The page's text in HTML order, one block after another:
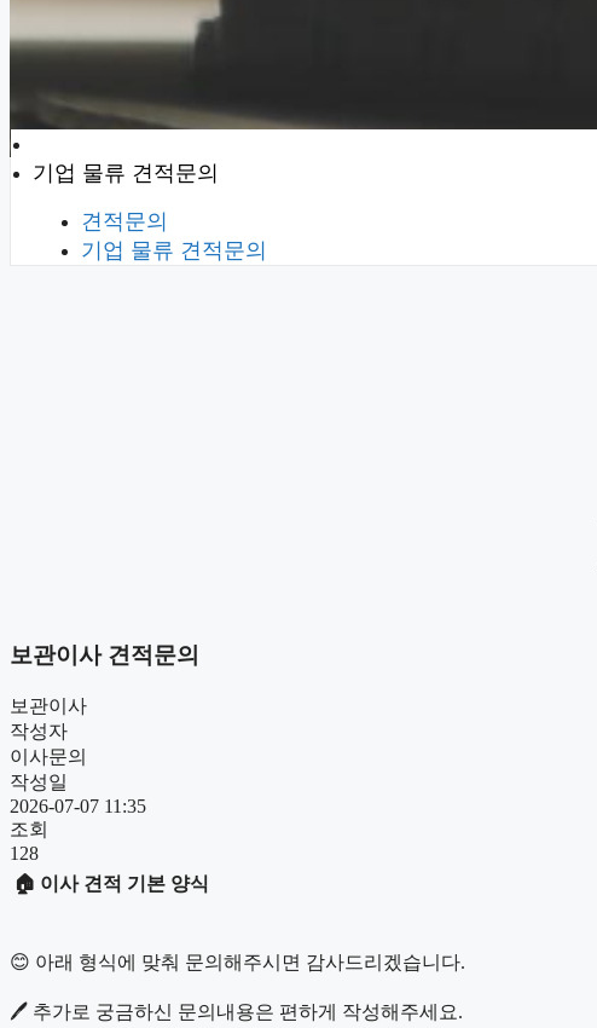
기업 물류 견적문의
견적문의
기업 물류 견적문의
보관이사 견적문의
보관이사
작성자
이사문의
작성일
2026-07-07 11:35
조회
128
🏠 이사 견적 기본 양식
😊 아래 형식에 맞춰 문의해주시면 감사드리겠습니다.
🖊️ 추가로 궁금하신 문의내용은 편하게 작성해주세요.